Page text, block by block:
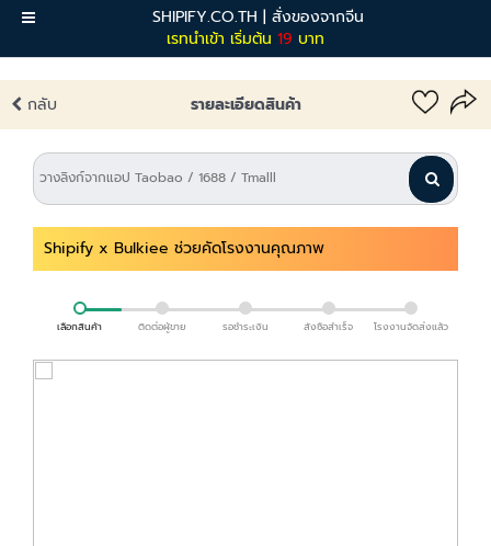
SHIPIFY.CO.TH | สั่งของจากจีน
เรทนำเข้า เริ่มต้น 19 บาท
เมนู
กลับ รายละเอียดสินค้า
Shipify x Bulkiee ช่วยคัดโรงงานคุณภาพ
เลือกสินค้า ติดต่อผู้ขาย รอชำระเงิน สั่งซื้อสำเร็จ โรงงานจัดส่งแล้ว